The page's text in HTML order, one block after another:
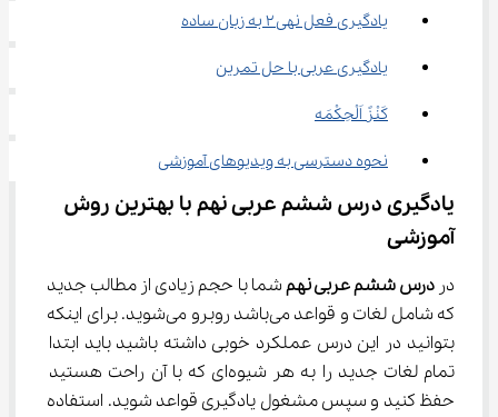
یادگیری فعل نهی ۲ به زبان ساده
یادگیری عربی با حل تمرین
کَنْزً اَلْحِکْمَه
نحوه دسترسی به ویدیوهای آموزشی
یادگیری درس ششم عربی نهم با بهترین روش
آموزشی
در درس ششم عربی نهم شما با حجم زیادی از مطالب جدید
که شامل لغات و قواعد می‌باشد روبرو می‌شوید. برای اینکه
بتوانید در این درس عملکرد خوبی داشته باشید باید ابتدا
تمام لغات جدید را به هر شیوه‌ای که با آن راحت هستید
حفظ کنید و سپس مشغول یادگیری قواعد شوید. استفاده